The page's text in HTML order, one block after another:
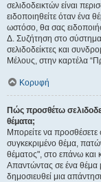
σελιδοδεικτών είναι
ειδοποιηθείτε όταν ένα
ωστόσο, θα σας
Δ. Συζήτηση στο σύστημα
σελιδοδείκτες και
Μέλους, στην καρτέλα
Κορυφή
Πώς προσθέτω
θέματα;
Μπορείτε να προσθέσετε
συγκεκριμένο θέμα,
θέματος", στο επάνω και
Απαντώντας σε ένα θέμα
δημοσιευθεί μια